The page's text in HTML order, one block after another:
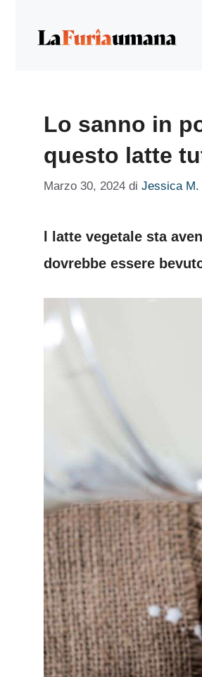
Lo sanno in
questo latte
Marzo 30, 2024 di Jessica M.
l latte vegetale sta
dovrebbe essere